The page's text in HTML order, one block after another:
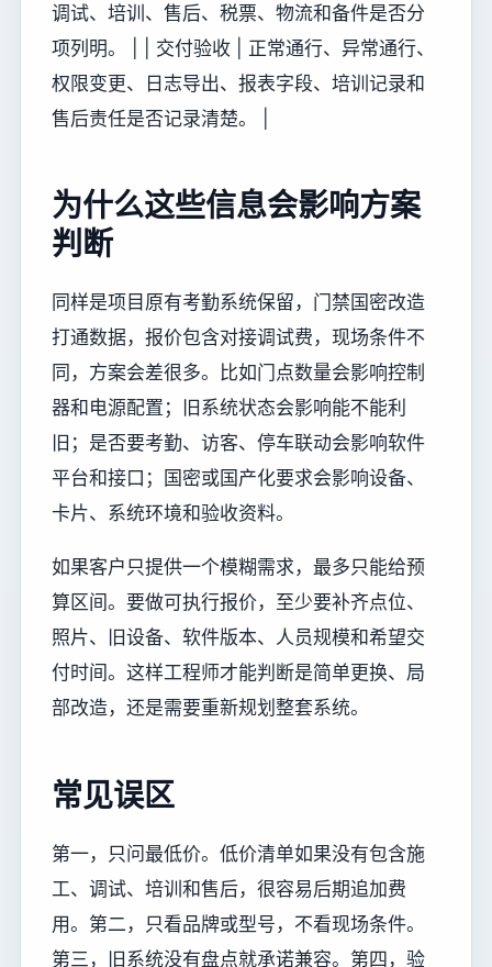
调试、培训、售后、税票、物流和备件是否分
项列明。 | | 交付验收 | 正常通行、异常通行、
权限变更、日志导出、报表字段、培训记录和
售后责任是否记录清楚。 |
为什么这些信息会影响方案
判断
同样是项目原有考勤系统保留，门禁国密改造
打通数据，报价包含对接调试费，现场条件不
同，方案会差很多。比如门点数量会影响控制
器和电源配置；旧系统状态会影响能不能利
旧；是否要考勤、访客、停车联动会影响软件
平台和接口；国密或国产化要求会影响设备、
卡片、系统环境和验收资料。
如果客户只提供一个模糊需求，最多只能给预
算区间。要做可执行报价，至少要补齐点位、
照片、旧设备、软件版本、人员规模和希望交
付时间。这样工程师才能判断是简单更换、局
部改造，还是需要重新规划整套系统。
常见误区
第一，只问最低价。低价清单如果没有包含施
工、调试、培训和售后，很容易后期追加费
用。第二，只看品牌或型号，不看现场条件。
第三，旧系统没有盘点就承诺兼容。第四，验